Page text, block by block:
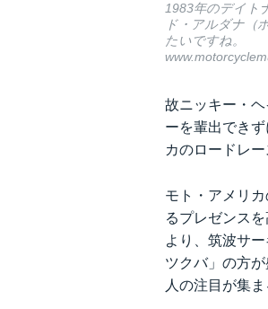
1983年のデイト
ド・アルダナ（
たいですね。
故ニッキー・
ーを輩出でき
カのロードレ
モト・アメリ
るプレゼンス
より、筑波サ
ツクバ」の方
人の注目が集